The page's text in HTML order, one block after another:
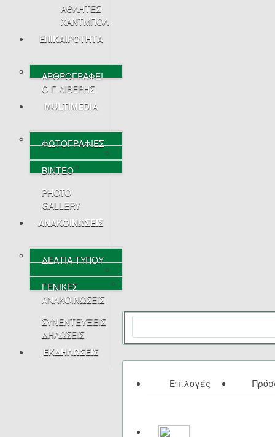
ΑΘΛΗΤΕΣ
ΧΑΝΤΜΠΟΛ
ΕΠΙΚΑΙΡΟΤΗΤΑ
ΑΡΘΡΟΓΡΑΦΕΙ
Ο Γ.ΛΙΒΕΡΗΣ
MULTIMEDIA
ΦΩΤΟΓΡΑΦΙΕΣ
ΒΙΝΤΕΟ
PHOTO
GALLERY
ΑΝΑΚΟΙΝΩΣΕΙΣ
ΔΕΛΤΙΑ ΤΥΠΟΥ
ΓΕΝΙΚΕΣ
ΑΝΑΚΟΙΝΩΣΕΙΣ
ΣΥΝΕΝΤΕΥΞΕΙΣ
ΔΗΛΩΣΕΙΣ
ΕΚΔΗΛΩΣΕΙΣ
Επιλογές